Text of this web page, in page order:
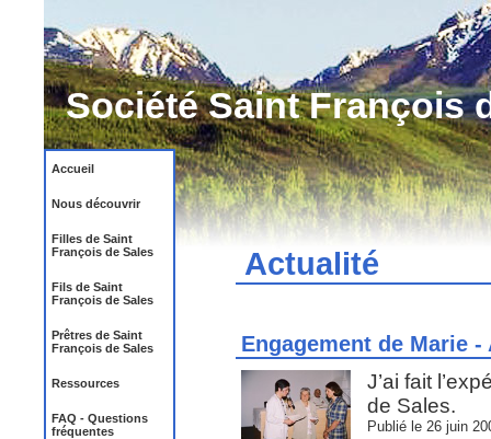
Société Saint François
Accueil
Nous découvrir
Filles de Saint
François de Sales
Fils de Saint
François de Sales
Prêtres de Saint
François de Sales
Ressources
FAQ - Questions
fréquentes
Actualité
Engagement de Marie
J’ai fait
de Sales.
Publié le 26 juin